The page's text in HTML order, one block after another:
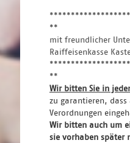
**
mit freundlicher
Raiffeisenkasse
**
Wir bitten Sie in
zu garantieren,
Verordnungen
Wir bitten auch um
sie vorhaben später